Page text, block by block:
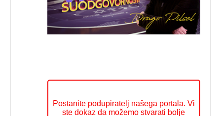
Postanite podupiratelj našega portala. Vi
ste dokaz da možemo stvarati bolje